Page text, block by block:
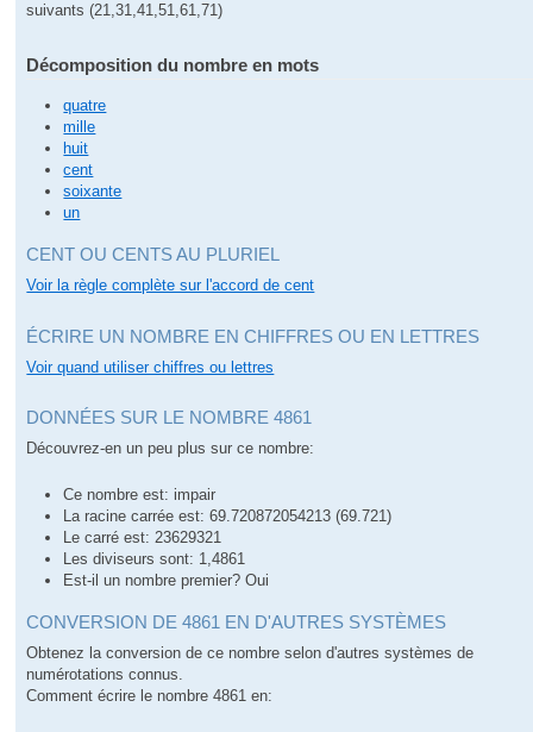
suivants (21,31,41,51,61,71)
Décomposition du nombre en mots
quatre
mille
huit
cent
soixante
un
CENT OU CENTS AU PLURIEL
Voir la règle complète sur l'accord de cent
ÉCRIRE UN NOMBRE EN CHIFFRES OU EN LETTRES
Voir quand utiliser chiffres ou lettres
DONNÉES SUR LE NOMBRE 4861
Découvrez-en un peu plus sur ce nombre:
Ce nombre est: impair
La racine carrée est: 69.720872054213 (69.721)
Le carré est: 23629321
Les diviseurs sont: 1,4861
Est-il un nombre premier? Oui
CONVERSION DE 4861 EN D'AUTRES SYSTÈMES
Obtenez la conversion de ce nombre selon d'autres systèmes de
numérotations connus.
Comment écrire le nombre 4861 en: